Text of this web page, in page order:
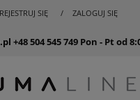
SIĘ ZALOGUJ SIĘ
+48 504 545 749 Pon - Pt od